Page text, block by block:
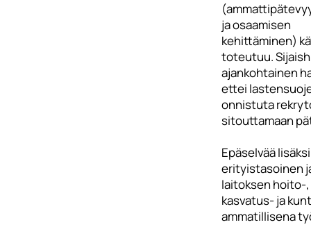
ja osaamisen
kehittäminen)
toteutuu.
ajankohtainen
ettei
onnistuta
sitouttamaan
Epäselvää
erityistasoinen
laitoksen hoito-
kasvatus- ja
ammatillisena